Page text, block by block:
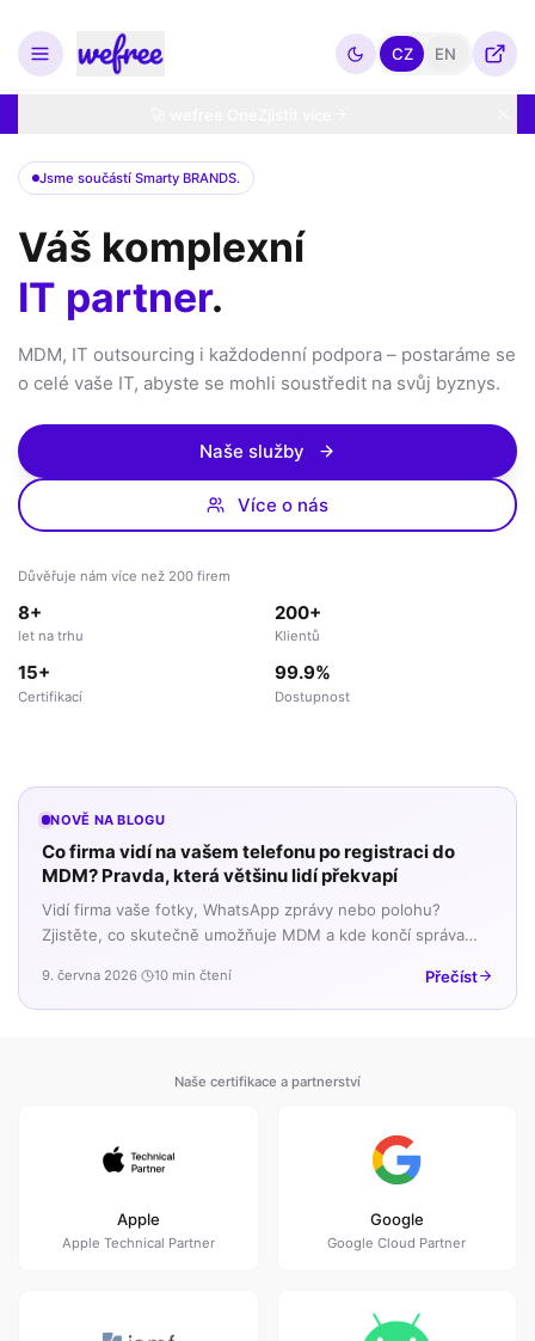
CZ EN
Jsme součástí Smarty BRANDS.
Váš komplexní
IT partner.
MDM, IT outsourcing i každodenní podpora – postaráme se
o celé vaše IT, abyste se mohli soustředit na svůj byznys.
Naše služby
Více o nás
Důvěřuje nám více než 200 firem
8+
let na trhu
200+
Klientů
15+
Certifikací
99.9%
Dostupnost
NOVĚ NA BLOGU
Co firma vidí na vašem telefonu po registraci do
MDM? Pravda, která většinu lidí překvapí
Vidí firma vaše fotky, WhatsApp zprávy nebo polohu?
Zjistěte, co skutečně umožňuje MDM a kde končí správa
9. června 2026· 10 min čtení Přečíst
Naše certifikace a partnerství
Apple
Apple Technical Partner
Google
Google Cloud Partner